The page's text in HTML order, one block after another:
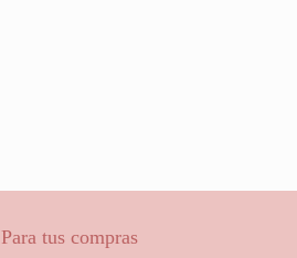
Para tus compras